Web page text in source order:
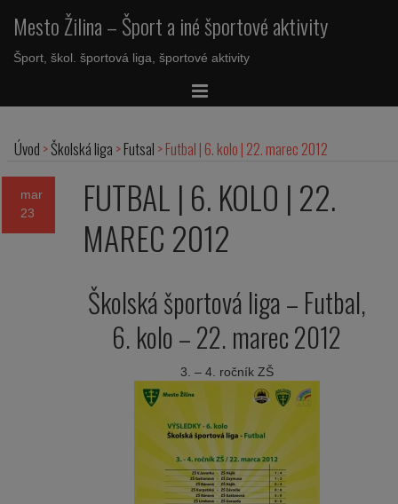
Mesto Žilina – Šport a iné športové aktivity
Šport, škol. športová liga, športové aktivity
Úvod >Školská liga >Futsal >Futbal | 6. kolo | 22. marec 2012
mar
23
FUTBAL | 6. KOLO | 22.
MAREC 2012
Školská športová liga – Futbal,
6. kolo – 22. marec 2012
3. – 4. ročník ZŠ